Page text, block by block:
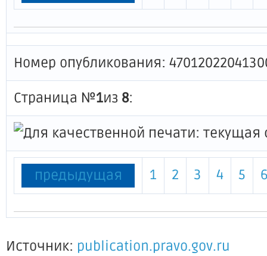
Номер опубликования:
Страница №1из 8:
предыдущая 1 2 3 4 5
Источник: publication.pravo.gov.ru